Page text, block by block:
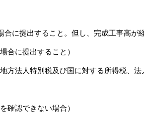
に提出すること。但し、完成工事高が
合に提出すること）
方法人特別税及び国に対する所得税、法
確認できない場合）